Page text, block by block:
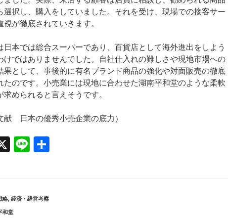
選択し、購入をしていました。それを受け、現場での接客サー
視が徹底されていきます。
日本では総合スーパーであり、百貨店として海外進出をしよう
けではありませんでした。自社仕入れの難しさや現地市場への
果として、事後的に有名ブランド商品の強化や対面販売の徹底
たのです。小売業には現地に合わせた湖南平和堂のような柔軟
求められると言えそうです。
献 日本の優秀小売企業の底力）
X
Li
略, 経済・経営考察
和堂